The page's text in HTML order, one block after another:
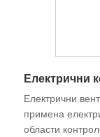
Електрични
Електрични
примена
области